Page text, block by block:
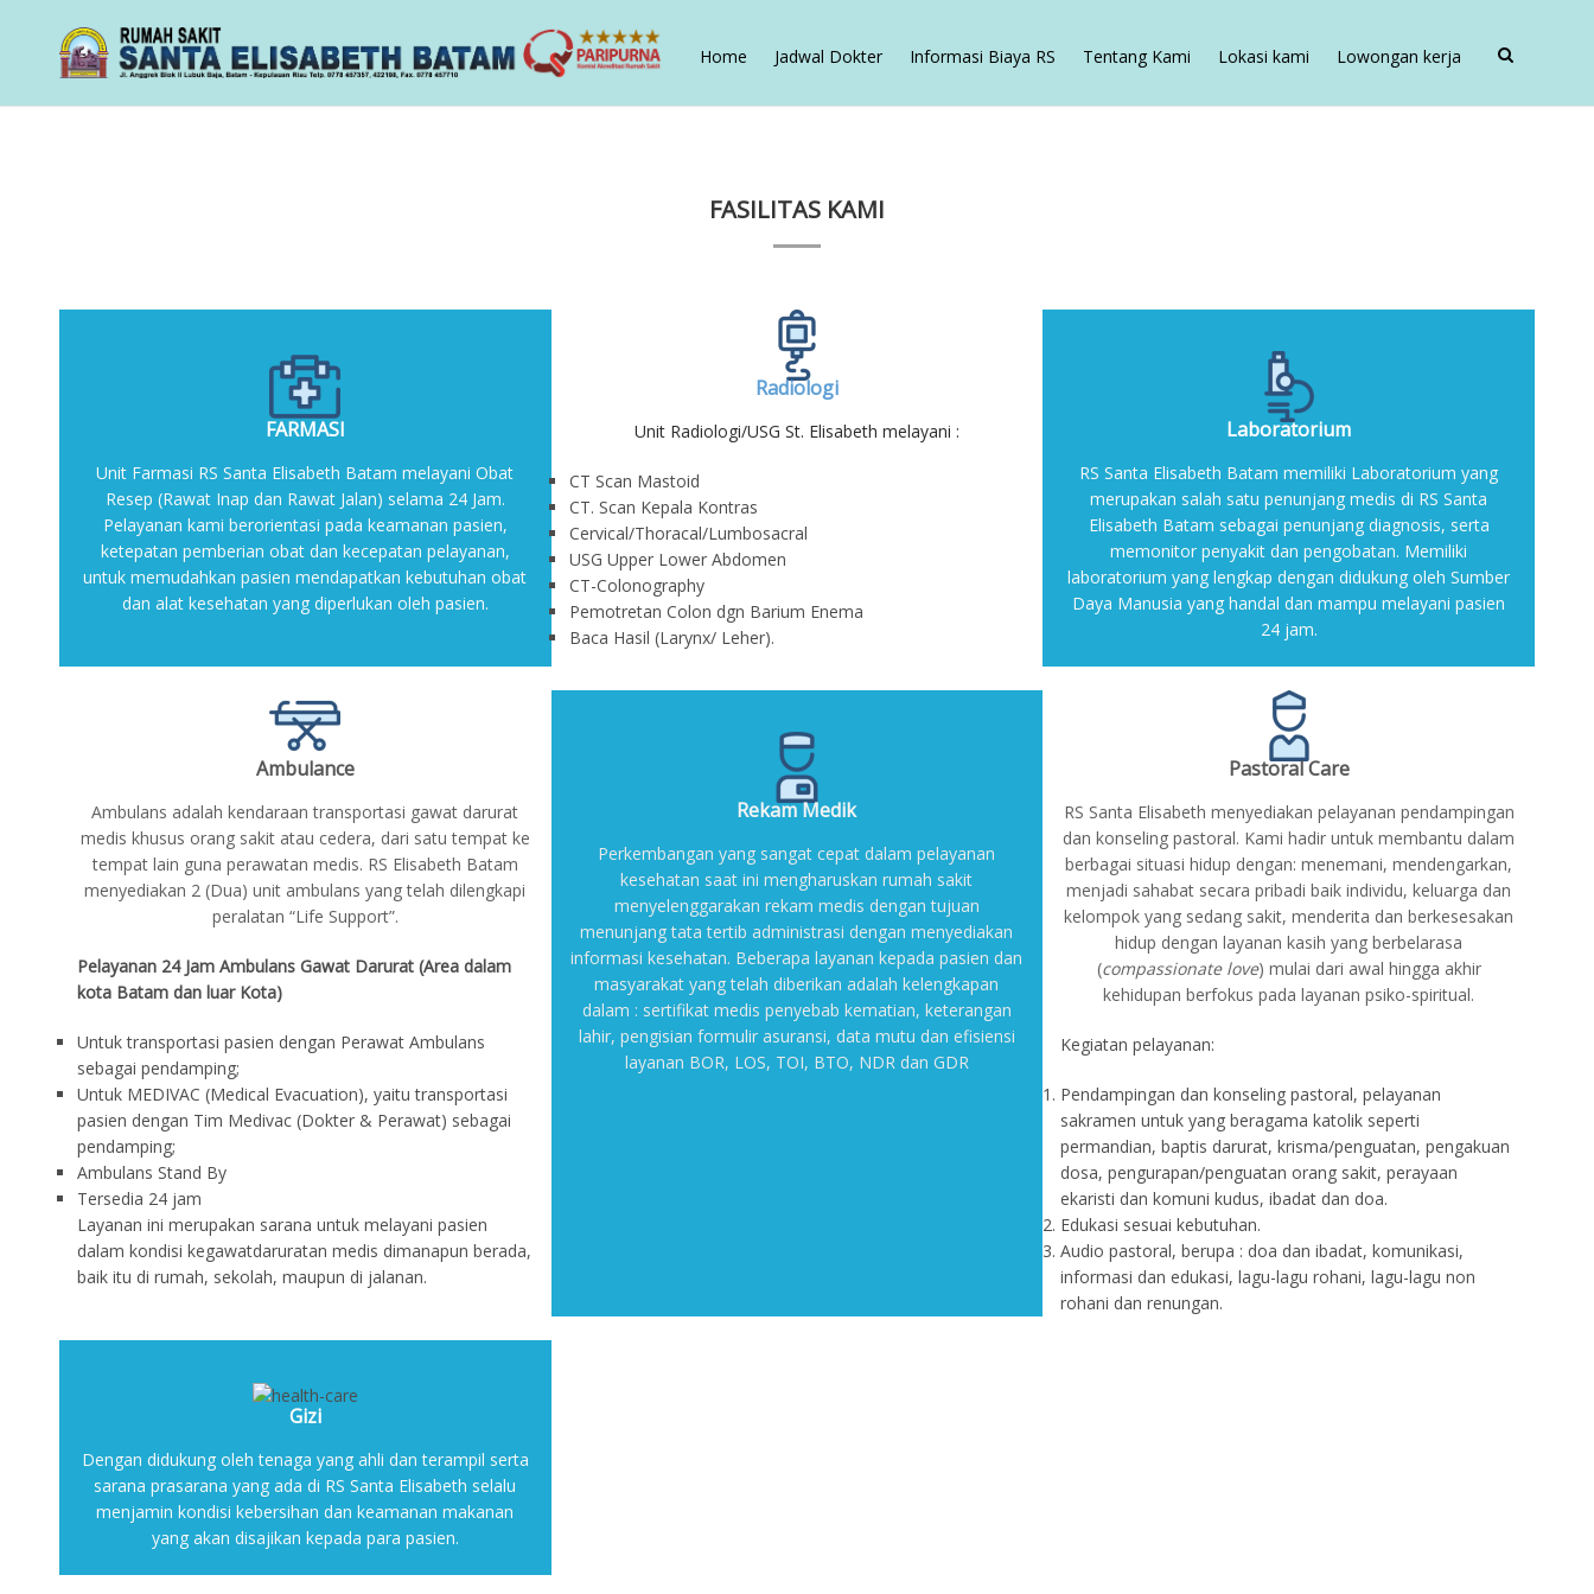
Home Jadwal Dokter Informasi Biaya RS Tentang Kami Lokasi kami Lowongan kerja
FASILITAS KAMI
FARMASI
Unit Farmasi RS Santa Elisabeth Batam melayani Obat
Resep (Rawat Inap dan Rawat Jalan) selama 24 Jam.
Pelayanan kami berorientasi pada keamanan pasien,
ketepatan pemberian obat dan kecepatan pelayanan,
untuk memudahkan pasien mendapatkan kebutuhan obat
dan alat kesehatan yang diperlukan oleh pasien.
Radiologi
Unit Radiologi/USG St. Elisabeth melayani :
CT Scan Mastoid
CT. Scan Kepala Kontras
Cervical/Thoracal/Lumbosacral
USG Upper Lower Abdomen
CT-Colonography
Pemotretan Colon dgn Barium Enema
Baca Hasil (Larynx/ Leher).
Laboratorium
RS Santa Elisabeth Batam memiliki Laboratorium yang
merupakan salah satu penunjang medis di RS Santa
Elisabeth Batam sebagai penunjang diagnosis, serta
memonitor penyakit dan pengobatan. Memiliki
laboratorium yang lengkap dengan didukung oleh Sumber
Daya Manusia yang handal dan mampu melayani pasien
24 jam.
Ambulance
Ambulans adalah kendaraan transportasi gawat darurat
medis khusus orang sakit atau cedera, dari satu tempat ke
tempat lain guna perawatan medis. RS Elisabeth Batam
menyediakan 2 (Dua) unit ambulans yang telah dilengkapi
peralatan “Life Support”.
Pelayanan 24 Jam Ambulans Gawat Darurat (Area dalam
kota Batam dan luar Kota)
Untuk transportasi pasien dengan Perawat Ambulans
sebagai pendamping;
Untuk MEDIVAC (Medical Evacuation), yaitu transportasi
pasien dengan Tim Medivac (Dokter & Perawat) sebagai
pendamping;
Ambulans Stand By
Tersedia 24 jam
Layanan ini merupakan sarana untuk melayani pasien
dalam kondisi kegawatdaruratan medis dimanapun berada,
baik itu di rumah, sekolah, maupun di jalanan.
Rekam Medik
Perkembangan yang sangat cepat dalam pelayanan
kesehatan saat ini mengharuskan rumah sakit
menyelenggarakan rekam medis dengan tujuan
menunjang tata tertib administrasi dengan menyediakan
informasi kesehatan. Beberapa layanan kepada pasien dan
masyarakat yang telah diberikan adalah kelengkapan
dalam : sertifikat medis penyebab kematian, keterangan
lahir, pengisian formulir asuransi, data mutu dan efisiensi
layanan BOR, LOS, TOI, BTO, NDR dan GDR
Pastoral Care
RS Santa Elisabeth menyediakan pelayanan pendampingan
dan konseling pastoral. Kami hadir untuk membantu dalam
berbagai situasi hidup dengan: menemani, mendengarkan,
menjadi sahabat secara pribadi baik individu, keluarga dan
kelompok yang sedang sakit, menderita dan berkesesakan
hidup dengan layanan kasih yang berbelarasa
(compassionate love) mulai dari awal hingga akhir
kehidupan berfokus pada layanan psiko-spiritual.
Kegiatan pelayanan:
Pendampingan dan konseling pastoral, pelayanan
sakramen untuk yang beragama katolik seperti
permandian, baptis darurat, krisma/penguatan, pengakuan
dosa, pengurapan/penguatan orang sakit, perayaan
ekaristi dan komuni kudus, ibadat dan doa.
Edukasi sesuai kebutuhan.
Audio pastoral, berupa : doa dan ibadat, komunikasi,
informasi dan edukasi, lagu-lagu rohani, lagu-lagu non
rohani dan renungan.
Gizi
Dengan didukung oleh tenaga yang ahli dan terampil serta
sarana prasarana yang ada di RS Santa Elisabeth selalu
menjamin kondisi kebersihan dan keamanan makanan
yang akan disajikan kepada para pasien.